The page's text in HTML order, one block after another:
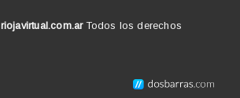
riojavirtual.com.arTodos los derechos